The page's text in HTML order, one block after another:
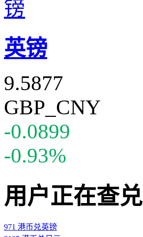
英镑
9.5877
GBP_CNY
-0.0899
-0.93%
用户正在查兑
971 港币兑英镑